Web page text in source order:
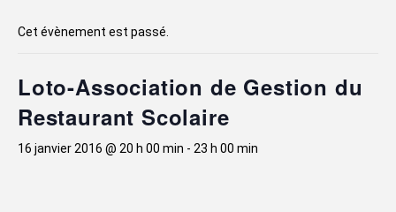
Cet évènement est passé.
Loto-Association de Gestion du
Restaurant Scolaire
16 janvier 2016 @ 20 h 00 min - 23 h 00 min